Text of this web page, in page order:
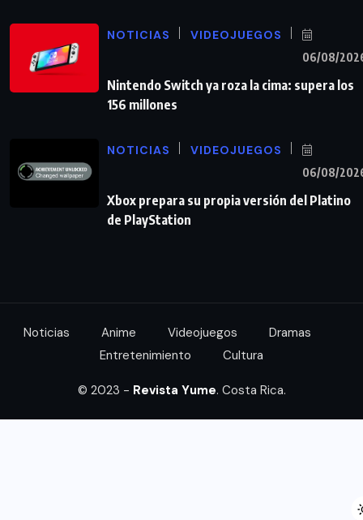
NOTICIAS VIDEOJUEGOS
06/08/
Nintendo Switch ya roza la cima: supera los
156 millones
NOTICIAS VIDEOJUEGOS
06/08/
Xbox prepara su propia versión del Platino
de PlayStation
Noticias Anime Videojuegos
Dramas
Entretenimiento
Cultura
© 2023 - Revista Yume. Costa Rica.